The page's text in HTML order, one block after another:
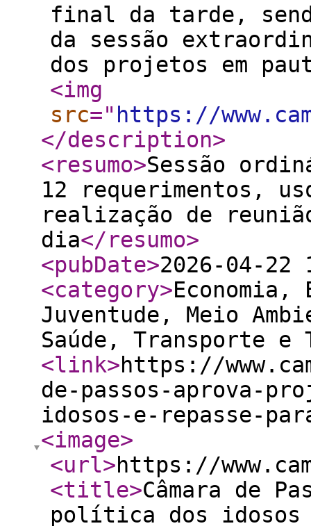
final da tarde,
da sessão
dos projetos em
<img
src=" https://
</description>
<resumo>Sessão
12 requerimentos,
realização de
dia</resumo>
<pubDate>2026-04-22
<category>Economia,
Juventude, Meio
Saúde, Transporte e
<link>https://
de-passos-aprova-
idosos-e-repasse-
<image>
<url>https://
<title>Câmara de
política dos idosos